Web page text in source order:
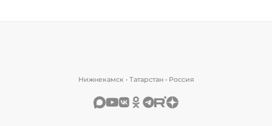
Нижнекамск • Татарстан • Россия